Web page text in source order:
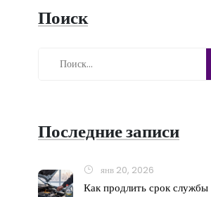
Поиск
Последние записи
янв 20, 2026
Как продлить срок службы